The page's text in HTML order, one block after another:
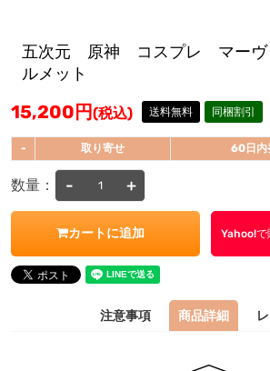
五次元 原神 コスプレ マー
ルメット
15,200 円(税込) 送料無料 同梱割引
- 取り寄せ 60日内
数量： - +
カートに追加 Yahoo!で
注意事項 商品詳細